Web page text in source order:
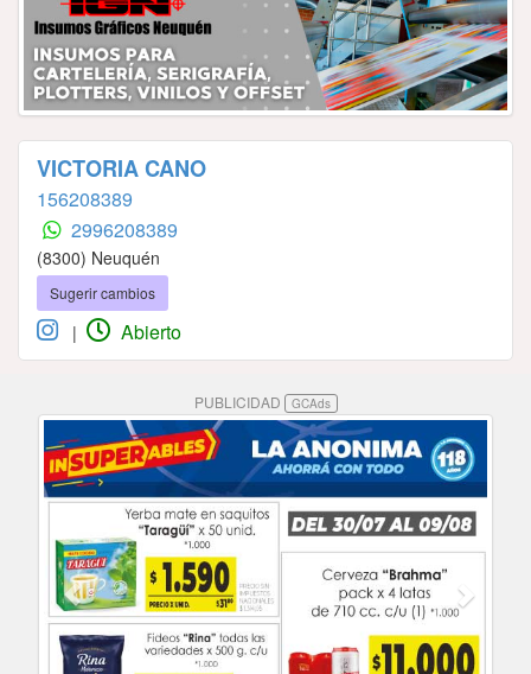
VICTORIA CANO
156208389
2996208389
(8300) Neuquén
Sugerir cambios
| Abierto
PUBLICIDAD GCAds